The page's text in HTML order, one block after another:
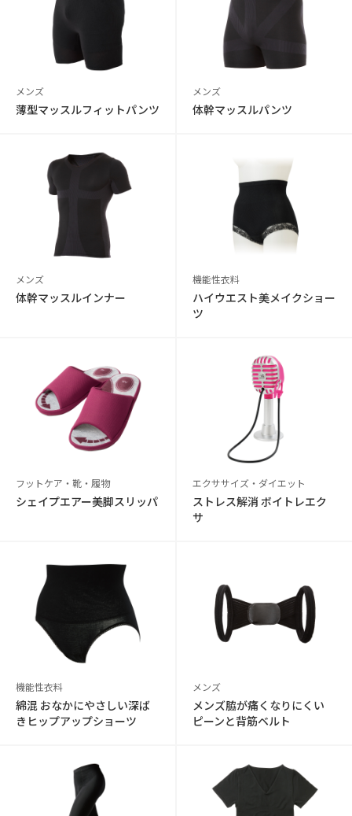
メンズ
薄型マッスルフィットパンツ
メンズ
体幹マッスルパンツ
メンズ
体幹マッスルインナー
機能性衣料
ハイウエスト美メイクショー
ツ
フットケア・靴・履物
シェイプエアー美脚スリッパ
エクササイズ・ダイエット
ストレス解消 ボイトレエク
サ
機能性衣料
綿混 おなかにやさしい深ば
きヒップアップショーツ
メンズ
メンズ脇が痛くなりにくい
ピーンと背筋ベルト